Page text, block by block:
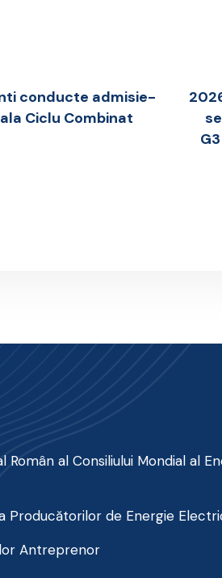
conducte admisie-
Ciclu Combinat
al Consiliului Mondial al
Producătorilor de Energie
Antreprenor